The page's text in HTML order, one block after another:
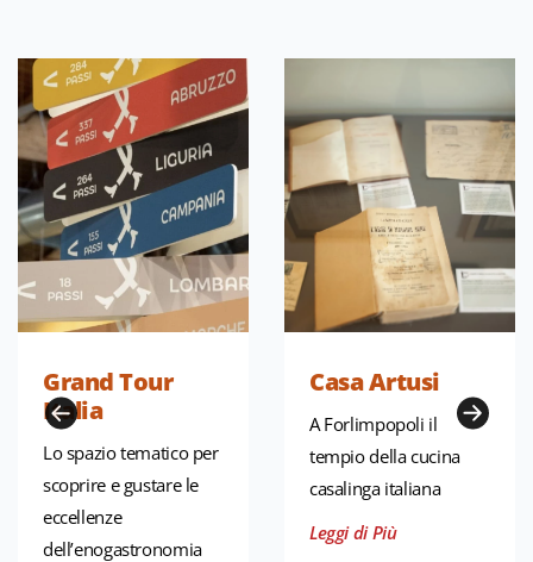
Grand Tour
Italia
Lo spazio tematico per
scoprire e gustare le
eccellenze
dell’enogastronomia
Casa Artusi
A Forlimpopoli il
tempio della cucina
casalinga italiana
Leggi di Più